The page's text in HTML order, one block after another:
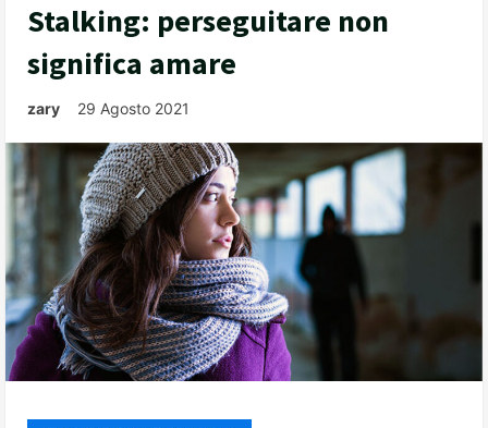
Stalking: perseguitare non
significa amare
zary 29 Agosto 2021